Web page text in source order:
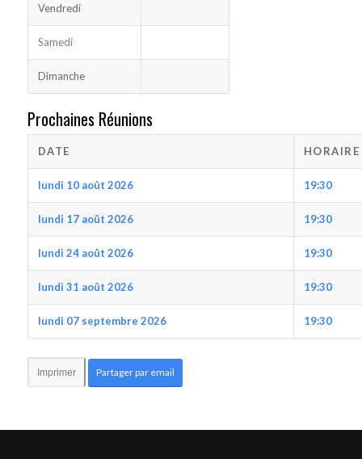
Vendredi
Samedi
Dimanche
Prochaines Réunions
DATE HORAIRE
lundi 10 août 2026 19:30
lundi 17 août 2026 19:30
lundi 24 août 2026 19:30
lundi 31 août 2026 19:30
lundi 07 septembre 2026 19:30
Imprimer Partager par email